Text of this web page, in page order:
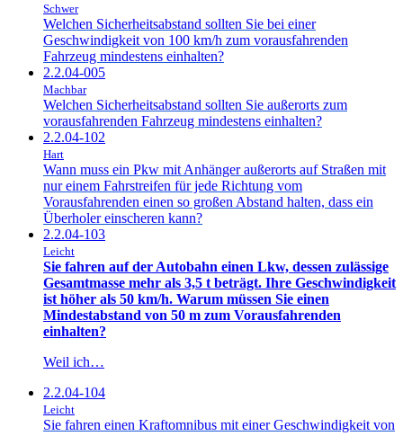
Schwer
Welchen Sicherheitsabstand sollten Sie bei einer
Geschwindigkeit von 100 km/h zum vorausfahrenden
Fahrzeug mindestens einhalten?
2.2.04-005
Machbar
Welchen Sicherheitsabstand sollten Sie außerorts zum
vorausfahrenden Fahrzeug mindestens einhalten?
2.2.04-102
Hart
Wann muss ein Pkw mit Anhänger außerorts auf Straßen mit
nur einem Fahrstreifen für jede Richtung vom
Vorausfahrenden einen so großen Abstand halten, dass ein
Überholer einscheren kann?
2.2.04-103
Leicht
Sie fahren auf der Autobahn einen Lkw, dessen zulässige
Gesamtmasse mehr als 3,5 t beträgt. Ihre Geschwindigkeit
ist höher als 50 km/h. Warum müssen Sie einen
Mindestabstand von 50 m zum Vorausfahrenden
einhalten?
Weil ich…
2.2.04-104
Leicht
Sie fahren einen Kraftomnibus mit einer Geschwindigkeit von